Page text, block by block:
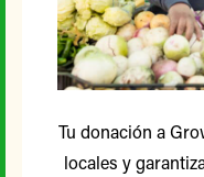
Tu donación a
locales y